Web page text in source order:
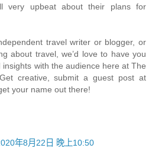
very upbeat about their plans for
travel writer or blogger, or
about travel, we’d love to have you
with the audience here at The
creative, submit a guest post at
your name out there!
年8月22日 晚上10:50